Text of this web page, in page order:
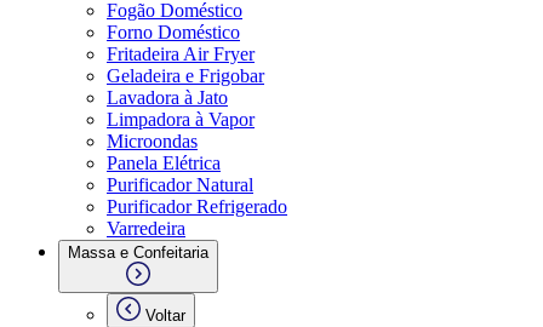
Fogão Doméstico
Forno Doméstico
Fritadeira Air Fryer
Geladeira e Frigobar
Lavadora à Jato
Limpadora à Vapor
Microondas
Panela Elétrica
Purificador Natural
Purificador Refrigerado
Varredeira
Massa e Confeitaria
Voltar